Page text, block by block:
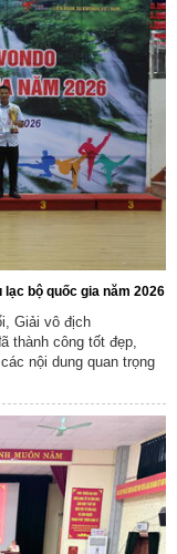
lạc bộ quốc gia năm 2026
Giải vô địch
thành công tốt đẹp,
nội dung quan trọng